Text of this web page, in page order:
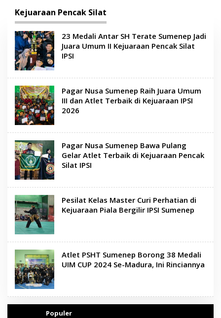
Kejuaraan Pencak Silat
23 Medali Antar SH Terate Sumenep Jadi
Juara Umum II Kejuaraan Pencak Silat
IPSI
Pagar Nusa Sumenep Raih Juara Umum
III dan Atlet Terbaik di Kejuaraan IPSI
2026
Pagar Nusa Sumenep Bawa Pulang
Gelar Atlet Terbaik di Kejuaraan Pencak
Silat IPSI
Pesilat Kelas Master Curi Perhatian di
Kejuaraan Piala Bergilir IPSI Sumenep
Atlet PSHT Sumenep Borong 38 Medali
UIM CUP 2024 Se-Madura, Ini Rinciannya
Populer